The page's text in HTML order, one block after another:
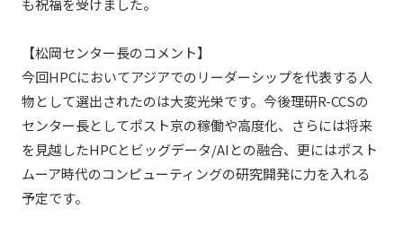
も祝福を受けました。
【松岡センター長のコメント】
今回HPCにおいてアジアでのリーダーシップを代表する人
物として選出されたのは大変光栄です。今後理研R-CCSの
センター長としてポスト京の稼働や高度化、さらには将来
を見越したHPCとビッグデータ/AIとの融合、更にはポスト
ムーア時代のコンピューティングの研究開発に力を入れる
予定です。